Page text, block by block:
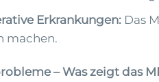
Erkrankungen:Das
machen.
– Was zeigt das